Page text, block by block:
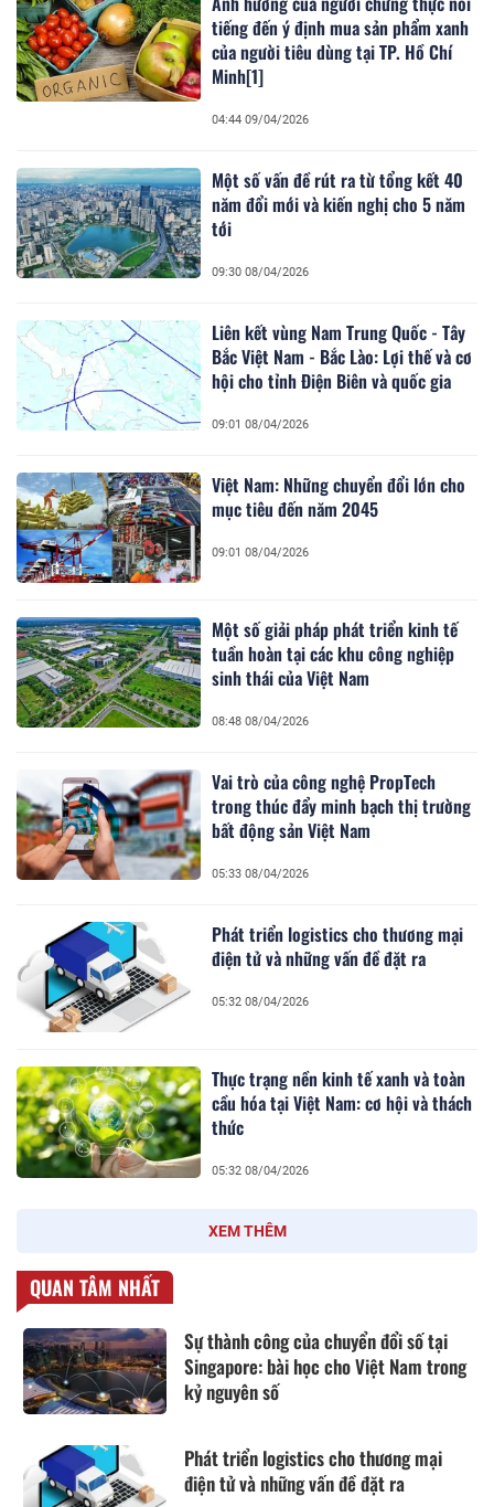
tiếng đến ý định mua sản phẩm xanh
của người tiêu dùng tại TP. Hồ Chí
Minh[1]
04:44 09/04/2026
Một số vấn đề rút ra từ tổng kết 40
năm đổi mới và kiến nghị cho 5 năm
tới
09:30 08/04/2026
Liên kết vùng Nam Trung Quốc - Tây
Bắc Việt Nam - Bắc Lào: Lợi thế và cơ
hội cho tỉnh Điện Biên và quốc gia
09:01 08/04/2026
Việt Nam: Những chuyển đổi lớn cho
mục tiêu đến năm 2045
09:01 08/04/2026
Một số giải pháp phát triển kinh tế
tuần hoàn tại các khu công nghiệp
sinh thái của Việt Nam
08:48 08/04/2026
Vai trò của công nghệ PropTech
trong thúc đẩy minh bạch thị trường
bất động sản Việt Nam
05:33 08/04/2026
Phát triển logistics cho thương mại
điện tử và những vấn đề đặt ra
05:32 08/04/2026
Thực trạng nền kinh tế xanh và toàn
cầu hóa tại Việt Nam: cơ hội và thách
thức
05:32 08/04/2026
XEM THÊM
QUAN TÂM NHẤT
Sự thành công của chuyển đổi số tại
Singapore: bài học cho Việt Nam trong
kỷ nguyên số
Phát triển logistics cho thương mại
điện tử và những vấn đề đặt ra